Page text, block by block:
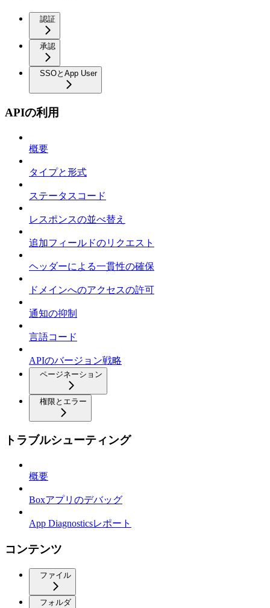
認証
承認
SSOとApp User
APIの利用
概要
タイプと形式
ステータスコード
レスポンスの並べ替え
追加フィールドのリクエスト
ヘッダーによる一貫性の確保
ドメインへのアクセスの許可
通知の抑制
言語コード
APIのバージョン戦略
ページネーション
権限とエラー
トラブルシューティング
概要
Boxアプリのデバッグ
App Diagnosticsレポート
コンテンツ
ファイル
フォルダ